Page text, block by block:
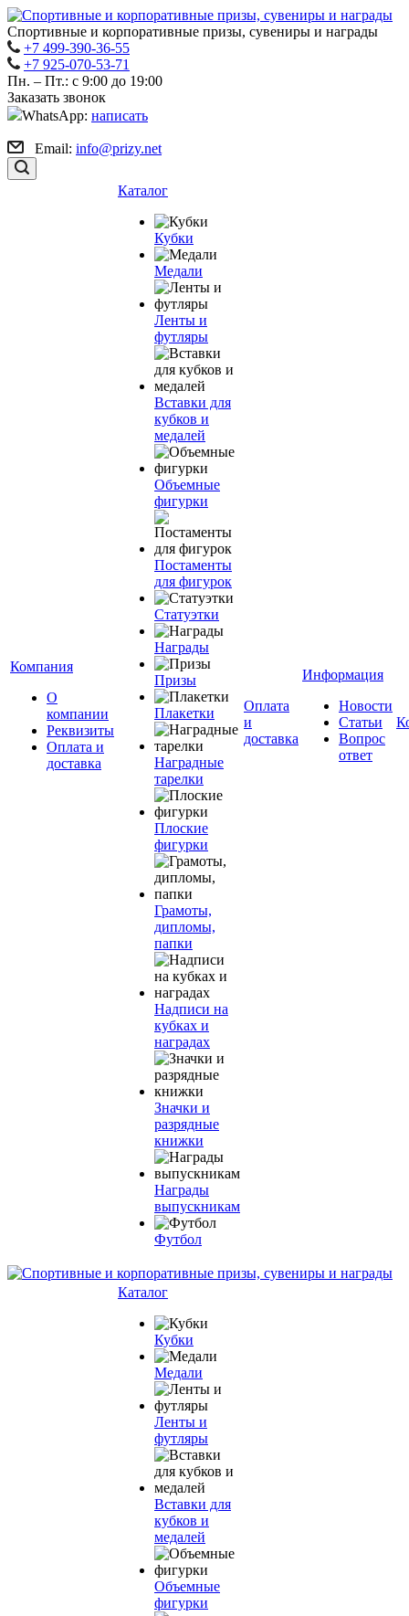
Спортивные и корпоративные призы, сувениры и награды
+7 499-390-36-55
+7 925-070-53-71
Пн. – Пт.: с 9:00 до 19:00
Заказать звонок
WhatsApp: написать
Email: info@prizy.net
Компания
О
компании
Реквизиты
Оплата и
доставка
Каталог
Кубки
Медали
Ленты и
футляры
Вставки для
кубков и
медалей
Объемные
фигурки
Постаменты
для фигурок
Статуэтки
Награды
Призы
Плакетки
Наградные
тарелки
Плоские
фигурки
Грамоты,
дипломы,
папки
Надписи на
кубках и
наградах
Значки и
разрядные
книжки
Награды
выпускникам
Футбол
Оплата
и
доставка
Информация
Новости
Статьи
Вопрос
ответ
Каталог
Кубки
Медали
Ленты и
футляры
Вставки для
кубков и
медалей
Объемные
фигурки